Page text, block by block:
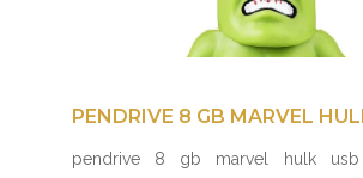
pendrive 8 gb marvel hulk